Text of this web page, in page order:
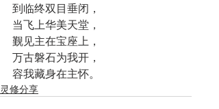
到临终双目垂闭，
当飞上华美天堂，
觐见主在宝座上，
万古磐石为我开，
容我藏身在主怀。
灵修分享